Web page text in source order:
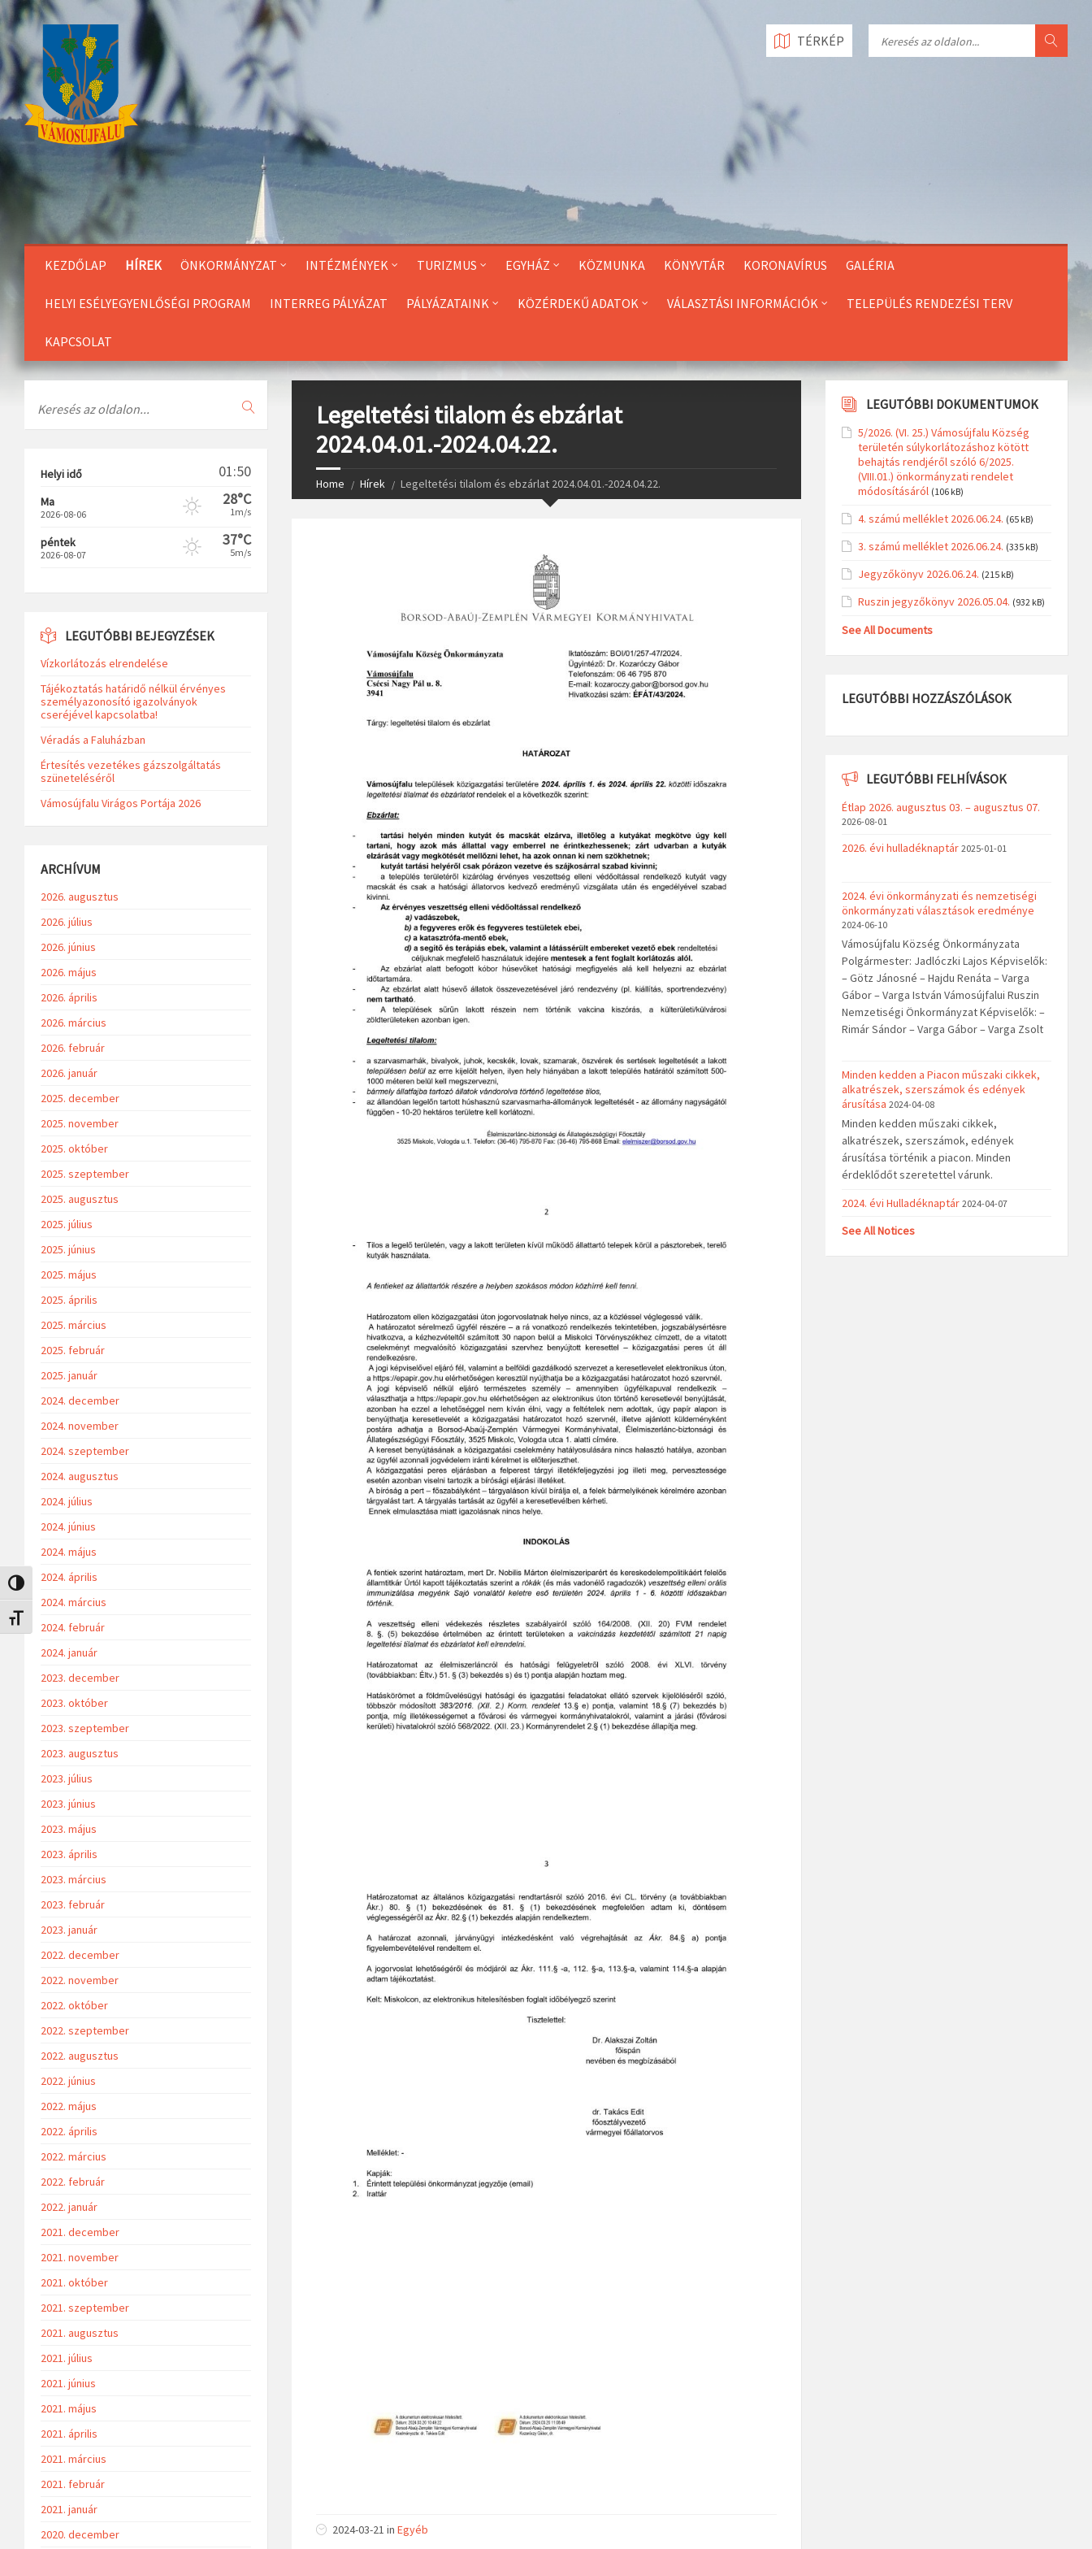
Skip
to
Content
Nagy kontraszt váltása
Betűméret váltása
KEZDŐLAP HÍREK ÖNKORMÁNYZAT INTÉZMÉNYEK TURIZMUS EGYHÁZ KÖZMUNKA KÖNYVTÁR KORONAVÍRUS GALÉRIA
HELYI ESÉLYEGYENLŐSÉGI PROGRAM INTERREG PÁLYÁZAT PÁLYÁZATAINK KÖZÉRDEKŰ ADATOK VÁLASZTÁSI INFORMÁCIÓK TELEPÜLÉS RENDEZÉSI TERV
KAPCSOLAT
TÉRKÉP
Legeltetési tilalom és ebzárlat
2024.04.01.-2024.04.22.
Home Hírek Legeltetési tilalom és ebzárlat 2024.04.01.-2024.04.22.
2024-03-21 in Egyéb
Helyi idő 01:50
Ma
2026-08-06
28°C
1m/s
péntek
2026-08-07
37°C
5m/s
LEGUTÓBBI BEJEGYZÉSEK
Vízkorlátozás elrendelése
Tájékoztatás határidő nélkül érvényes
személyazonosító igazolványok
cseréjével kapcsolatba!
Véradás a Faluházban
Értesítés vezetékes gázszolgáltatás
szüneteléséről
Vámosújfalu Virágos Portája 2026
ARCHÍVUM
2026. augusztus
2026. július
2026. június
2026. május
2026. április
2026. március
2026. február
2026. január
2025. december
2025. november
2025. október
2025. szeptember
2025. augusztus
2025. július
2025. június
2025. május
2025. április
2025. március
2025. február
2025. január
2024. december
2024. november
2024. szeptember
2024. augusztus
2024. július
2024. június
2024. május
2024. április
2024. március
2024. február
2024. január
2023. december
2023. október
2023. szeptember
2023. augusztus
2023. július
2023. június
2023. május
2023. április
2023. március
2023. február
2023. január
2022. december
2022. november
2022. október
2022. szeptember
2022. augusztus
2022. június
2022. május
2022. április
2022. március
2022. február
2022. január
2021. december
2021. november
2021. október
2021. szeptember
2021. augusztus
2021. július
2021. június
2021. május
2021. április
2021. március
2021. február
2021. január
2020. december
LEGUTÓBBI DOKUMENTUMOK
5/2026. (VI. 25.) Vámosújfalu Község
területén súlykorlátozáshoz kötött
behajtás rendjéről szóló 6/2025.
(VIII.01.) önkormányzati rendelet
módosításáról (106 kB)
4. számú melléklet 2026.06.24. (65 kB)
3. számú melléklet 2026.06.24. (335 kB)
Jegyzőkönyv 2026.06.24. (215 kB)
Ruszin jegyzőkönyv 2026.05.04. (932 kB)
See All Documents
LEGUTÓBBI HOZZÁSZÓLÁSOK
LEGUTÓBBI FELHÍVÁSOK
Étlap 2026. augusztus 03. – augusztus 07.
2026-08-01
2026. évi hulladéknaptár 2025-01-01
2024. évi önkormányzati és nemzetiségi
önkormányzati választások eredménye
2024-06-10
Vámosújfalu Község Önkormányzata
Polgármester: Jadlóczki Lajos Képviselők:
– Götz Jánosné – Hajdu Renáta – Varga
Gábor – Varga István Vámosújfalui Ruszin
Nemzetiségi Önkormányzat Képviselők: –
Rimár Sándor – Varga Gábor – Varga Zsolt
Minden kedden a Piacon műszaki cikkek,
alkatrészek, szerszámok és edények
árusítása 2024-04-08
Minden kedden műszaki cikkek,
alkatrészek, szerszámok, edények
árusítása történik a piacon. Minden
érdeklődőt szeretettel várunk.
2024. évi Hulladéknaptár 2024-04-07
See All Notices